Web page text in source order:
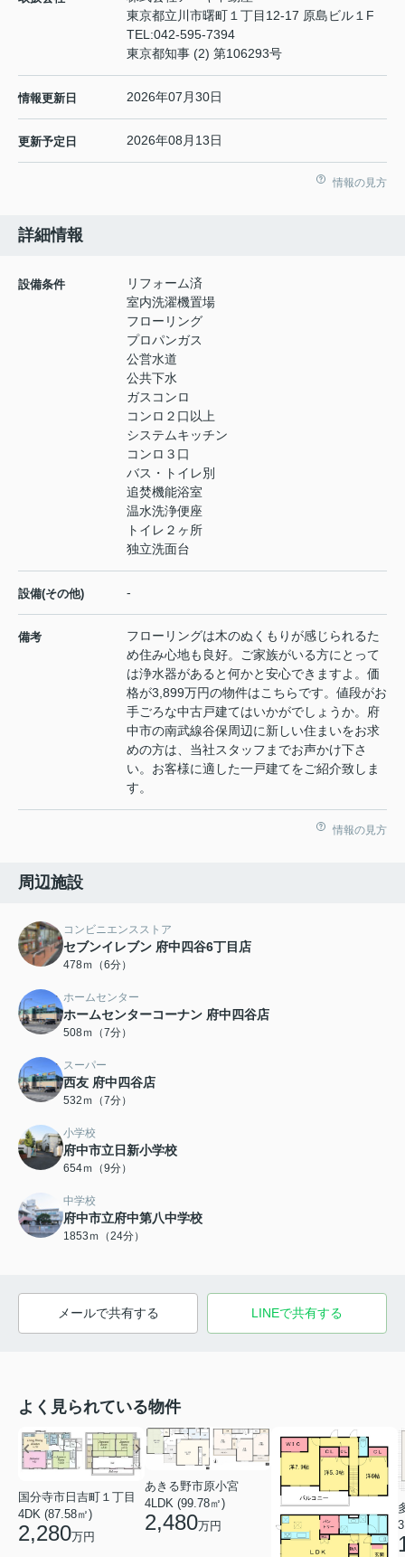
東京都立川市曙町１丁目12-17 原島ビル１F
TEL:042-595-7394
東京都知事 (2) 第106293号
情報更新日 2026年07月30日
更新予定日 2026年08月13日
情報の見方
詳細情報
設備条件
リフォーム済
室内洗濯機置場
フローリング
プロパンガス
公営水道
公共下水
ガスコンロ
コンロ２口以上
システムキッチン
コンロ３口
バス・トイレ別
追焚機能浴室
温水洗浄便座
トイレ２ヶ所
独立洗面台
設備(その他) -
備考
フローリングは木のぬくもりが感じられるた
め住み心地も良好。ご家族がいる方にとって
は浄水器があると何かと安心できますよ。価
格が3,899万円の物件はこちらです。値段がお
手ごろな中古戸建てはいかがでしょうか。府
中市の南武線谷保周辺に新しい住まいをお求
めの方は、当社スタッフまでお声かけ下さ
い。お客様に適した一戸建てをご紹介致しま
す。
情報の見方
周辺施設
コンビニエンスストア
セブンイレブン 府中四谷6丁目店
478ｍ（6分）
ホームセンター
ホームセンターコーナン 府中四谷店
508ｍ（7分）
スーパー
西友 府中四谷店
532ｍ（7分）
小学校
府中市立日新小学校
654ｍ（9分）
中学校
府中市立府中第八中学校
1853ｍ（24分）
メールで共有する LINEで共有する
よく見られている物件
国分寺市日吉町１丁目
4DK (87.58㎡)
2,280万円
あきる野市原小宮
4LDK (99.78㎡)
2,480万円